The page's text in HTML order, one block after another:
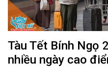
Tàu Tết Bính Ngọ
nhiều ngày cao